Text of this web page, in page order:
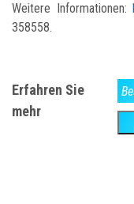
Weitere Informationen:
358558.
Erfahren Sie
mehr